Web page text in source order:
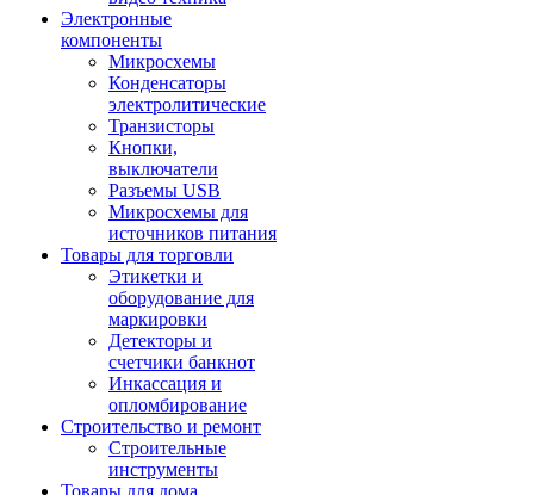
Электронные
компоненты
Микросхемы
Конденсаторы
электролитические
Транзисторы
Кнопки,
выключатели
Разъемы USB
Микросхемы для
источников питания
Товары для торговли
Этикетки и
оборудование для
маркировки
Детекторы и
счетчики банкнот
Инкассация и
опломбирование
Строительство и ремонт
Строительные
инструменты
Товары для дома